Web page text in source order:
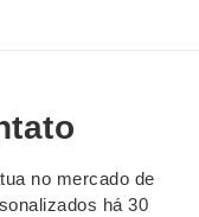
no mercado de
há 30